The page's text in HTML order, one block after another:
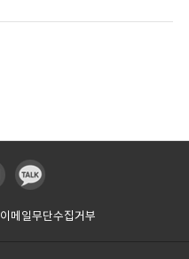
이메일무단수집거부